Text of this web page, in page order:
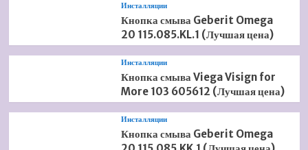
Инсталляции
Кнопка смыва Geberit Omega
20 115.085.KL.1 (Лучшая цена)
Инсталляции
Кнопка смыва Viega Visign for
More 103 605612 (Лучшая цена)
Инсталляции
Кнопка смыва Geberit Omega